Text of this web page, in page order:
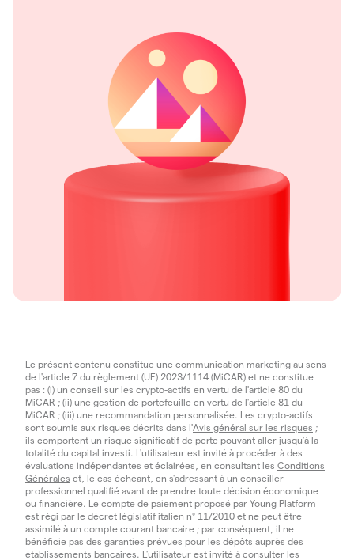
Le présent contenu constitue une communication marketing au sens
de l'article 7 du règlement (UE) 2023/1114 (MiCAR) et ne constitue
pas : (i) un conseil sur les crypto-actifs en vertu de l'article 80 du
MiCAR ; (ii) une gestion de portefeuille en vertu de l'article 81 du
MiCAR ; (iii) une recommandation personnalisée. Les crypto-actifs
sont soumis aux risques décrits dans l'Avis général sur les risques ;
ils comportent un risque significatif de perte pouvant aller jusqu'à la
totalité du capital investi. L'utilisateur est invité à procéder à des
évaluations indépendantes et éclairées, en consultant les Conditions
Générales et, le cas échéant, en s'adressant à un conseiller
professionnel qualifié avant de prendre toute décision économique
ou financière. Le compte de paiement proposé par Young Platform
est régi par le décret législatif italien n° 11/2010 et ne peut être
assimilé à un compte courant bancaire ; par conséquent, il ne
bénéficie pas des garanties prévues pour les dépôts auprès des
établissements bancaires. L'utilisateur est invité à consulter les